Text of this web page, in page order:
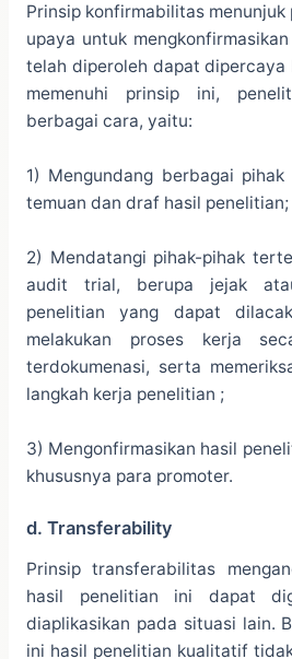
Prinsip konfirmabilitas
upaya untuk
telah diperoleh dapat dipercaya
memenuhi prinsip ini,
berbagai cara, yaitu:
1) Mengundang berbagai pihak
temuan dan draf hasil penelitian;
2) Mendatangi pihak-pihak
audit trial, berupa jejak
penelitian yang dapat
melakukan proses kerja
terdokumenasi, serta
langkah kerja penelitian ;
3) Mengonfirmasikan hasil
khususnya para promoter.
d. Transferability
Prinsip transferabilitas
hasil penelitian ini dapat
diaplikasikan pada situasi lain.
ini hasil penelitian kualitatif